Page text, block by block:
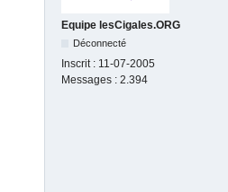
Equipe lesCigales.ORG
Déconnecté
Inscrit : 11-07-2005
Messages : 2.394